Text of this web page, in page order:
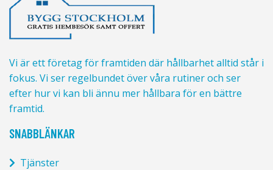
Vi är ett företag för framtiden där hållbarhet alltid står i
fokus. Vi ser regelbundet över våra rutiner och ser
efter hur vi kan bli ännu mer hållbara för en bättre
framtid.
SNABBLÄNKAR
Tjänster